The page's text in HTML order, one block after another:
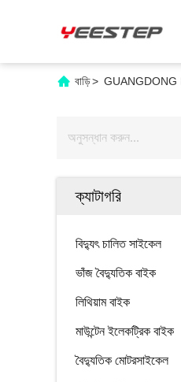
বাড়ি> GUANGDONG
ক্যাটাগরি
বিদ্যুৎ চালিত সাইকেল
ভাঁজ বৈদ্যুতিক বাইক
লিথিয়াম বাইক
মাউন্টেন ইলেকট্রিক বাইক
বৈদ্যুতিক মোটরসাইকেল